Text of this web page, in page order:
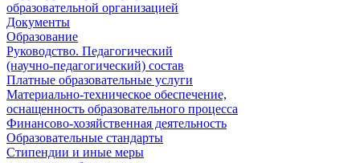
образовательной организацией
Документы
Образование
Руководство. Педагогический
(научно-педагогический) состав
Платные образовательные услуги
Материально-техническое обеспечение,
оснащенность образовательного процесса
Финансово-хозяйственная деятельность
Образовательные стандарты
Стипендии и иные меры